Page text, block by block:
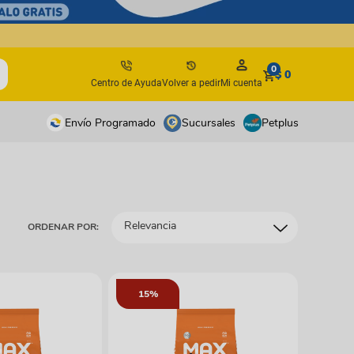
Centro de AyudaVolver a pedirMi cuenta
0$ 0
y suplementos
y suplementos
Envío Programado Sucursales Petplus
ORDENAR POR: Relevancia
15%